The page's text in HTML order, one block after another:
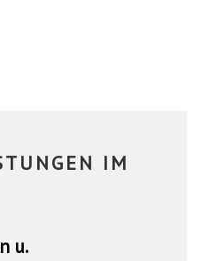
IM
u.